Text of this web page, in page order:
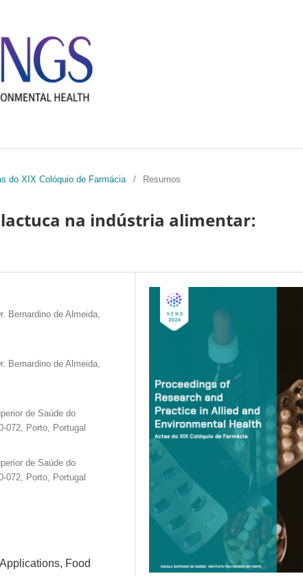
do XIX Colóquio de Farmácia / Resumos
na indústria alimentar:
Bernardino de Almeida,
Bernardino de Almeida,
de Saúde do
072, Porto, Portugal
de Saúde do
072, Porto, Portugal
Food